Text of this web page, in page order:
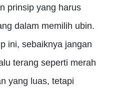
prinsip yang harus
dalam memilih ubin.
ini, sebaiknya jangan
terang seperti merah
yang luas, tetapi